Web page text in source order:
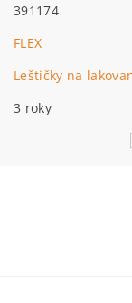
391174
FLEX
Leštičky na
3 roky